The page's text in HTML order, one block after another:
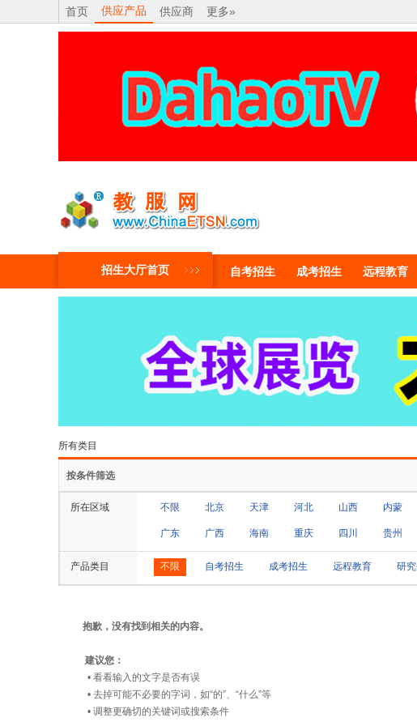
首页 供应产品 供应商 更多»
招生大厅首页 自考招生 成考招生 远程教育
所有类目
按条件筛选
所在区域 不限 北京 天津 河北 山西 内蒙
广东 广西 海南 重庆 四川 贵州
产品类目 不限 自考招生 成考招生 远程教育 研
抱歉，没有找到相关的内容。
建议您：
• 看看输入的文字是否有误
• 去掉可能不必要的字词，如“的”、“什么”等
• 调整更确切的关键词或搜索条件